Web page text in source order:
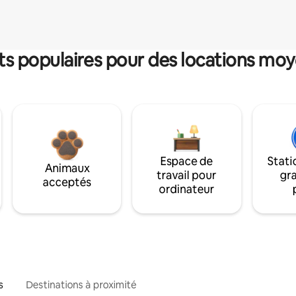
populaires pour des locations
Animaux
acceptés
Espace de
travail pour
ordinateur
Destinations à proximité